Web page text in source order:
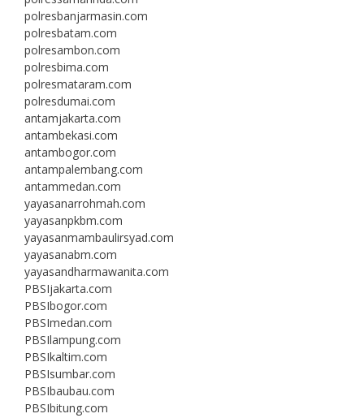
polresbanjarmasin.com
polresbatam.com
polresambon.com
polresbima.com
polresmataram.com
polresdumai.com
antamjakarta.com
antambekasi.com
antambogor.com
antampalembang.com
antammedan.com
yayasanarrohmah.com
yayasanpkbm.com
yayasanmambaulirsyad.com
yayasanabm.com
yayasandharmawanita.com
PBSIjakarta.com
PBSIbogor.com
PBSImedan.com
PBSIlampung.com
PBSIkaltim.com
PBSIsumbar.com
PBSIbaubau.com
PBSIbitung.com